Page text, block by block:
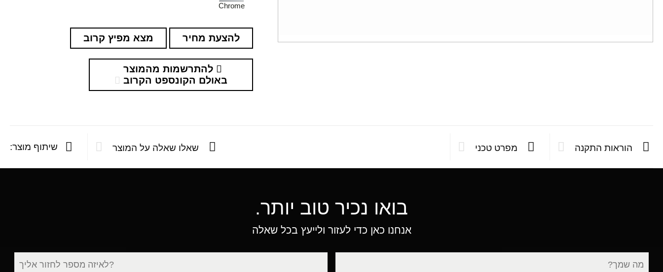
Chrome
להצעת מחיר מצא מפיץ קרוב
להתרשמות מהמוצר
באולם הקונספט הקרוב
הוראות התקנה מפרט טכני שאלו שאלה על המוצר שיתוף מוצר:
בואו נכיר טוב יותר.
אנחנו כאן כדי לעזור ולייעץ בכל שאלה